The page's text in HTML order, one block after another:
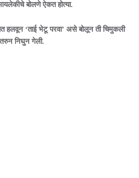
बोलणे ऐकत होत्या.
हलवून ‘ताई भेटू परवा’ असे बोलून ती चिमुकली
निघुन गेली.